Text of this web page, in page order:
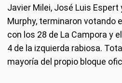
Javier Milei, José Luis Espert
Murphy, terminaron votando
con los 28 de La Campora y
4 de la izquierda rabiosa.
mayoría del propio bloque